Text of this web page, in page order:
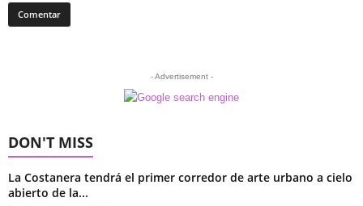
- Advertisement -
DON'T MISS
La Costanera tendrá el primer corredor de arte urbano a cielo
abierto de la...